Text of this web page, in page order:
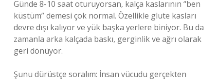
Günde 8-10 saat oturuyorsan, kalça kaslarının “ben
küstüm” demesi çok normal. Özellikle glute kasları
devre dışı kalıyor ve yük başka yerlere biniyor. Bu da
zamanla arka kalçada baskı, gerginlik ve ağrı olarak
geri dönüyor.
Şunu dürüstçe soralım: İnsan vücudu gerçekten